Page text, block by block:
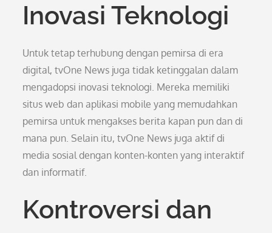
Inovasi Teknologi
Untuk tetap terhubung dengan pemirsa di era
digital, tvOne News juga tidak ketinggalan dalam
mengadopsi inovasi teknologi. Mereka memiliki
situs web dan aplikasi mobile yang memudahkan
pemirsa untuk mengakses berita kapan pun dan di
mana pun. Selain itu, tvOne News juga aktif di
media sosial dengan konten-konten yang interaktif
dan informatif.
Kontroversi dan